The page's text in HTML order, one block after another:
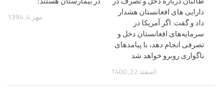
مهر 4, 1394
دارایی های افغانستان هشدار
داد و گفت: اگر آمریکا در
سرمایه‌های افغانستان دخل و
تصرفی انجام دهد، با پیامدهای
ناگواری روبرو خواهد شد
اسفند 22, 1400